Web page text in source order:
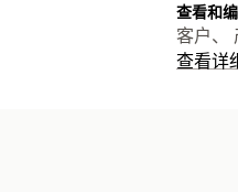
查看和
客户、
查看详